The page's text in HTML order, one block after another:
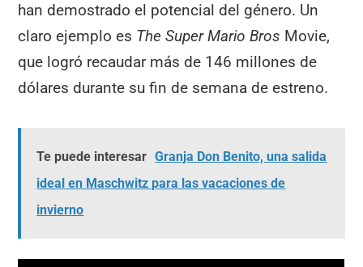
han demostrado el potencial del género. Un
claro ejemplo es The Super Mario Bros Movie,
que logró recaudar más de 146 millones de
dólares durante su fin de semana de estreno.
Te puede interesar Granja Don Benito, una salida
ideal en Maschwitz para las vacaciones de
invierno